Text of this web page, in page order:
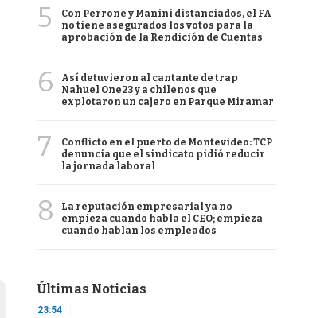
5
Con Perrone y Manini distanciados, el FA
no tiene asegurados los votos para la
aprobación de la Rendición de Cuentas
6
Así detuvieron al cantante de trap
Nahuel One23 y a chilenos que
explotaron un cajero en Parque Miramar
7
Conflicto en el puerto de Montevideo: TCP
denuncia que el sindicato pidió reducir
la jornada laboral
8
La reputación empresarial ya no
empieza cuando habla el CEO; empieza
cuando hablan los empleados
Últimas Noticias
23:54